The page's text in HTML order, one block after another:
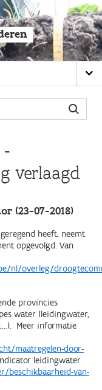
verlaagd
(23-07-2018)
heeft, neemt
opgevolgd. Van
nl/overleg/
provincies
water (leidingwater,
Meer informatie
maatregelen-door-
leidingwater
beschikbaarheid-van-